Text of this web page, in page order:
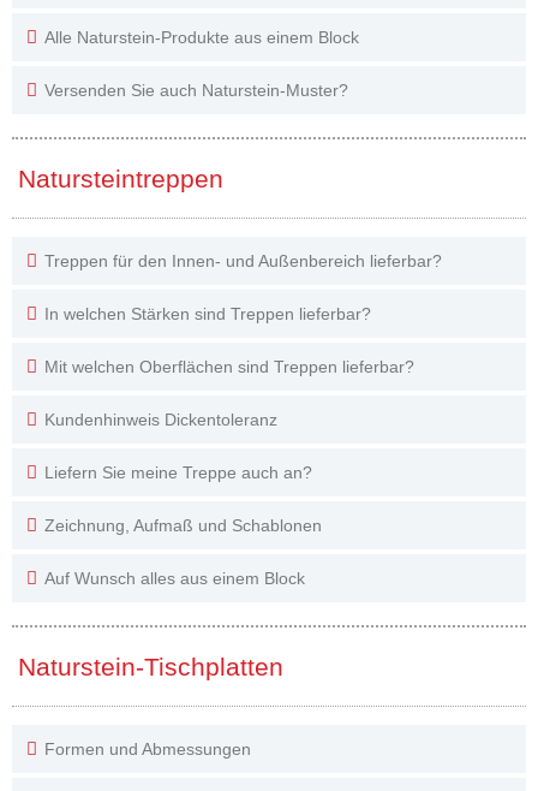
Alle Naturstein-Produkte aus einem Block
Versenden Sie auch Naturstein-Muster?
Natursteintreppen
Treppen für den Innen- und Außenbereich lieferbar?
In welchen Stärken sind Treppen lieferbar?
Mit welchen Oberflächen sind Treppen lieferbar?
Kundenhinweis Dickentoleranz
Liefern Sie meine Treppe auch an?
Zeichnung, Aufmaß und Schablonen
Auf Wunsch alles aus einem Block
Naturstein-Tischplatten
Formen und Abmessungen